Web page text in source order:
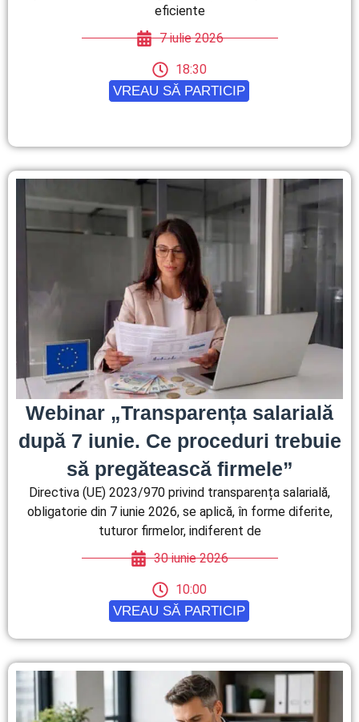
eficiente
7 iulie 2026
18:30
VREAU SĂ PARTICIP
Webinar „Transparența salarială
după 7 iunie. Ce proceduri trebuie
să pregătească firmele”
Directiva (UE) 2023/970 privind transparența salarială,
obligatorie din 7 iunie 2026, se aplică, în forme diferite,
tuturor firmelor, indiferent de
30 iunie 2026
10:00
VREAU SĂ PARTICIP